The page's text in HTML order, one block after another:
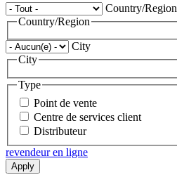
Country/Region
Country/Region
City
City
Type
Point de vente
Centre de services client
Distributeur
revendeur en ligne
Apply